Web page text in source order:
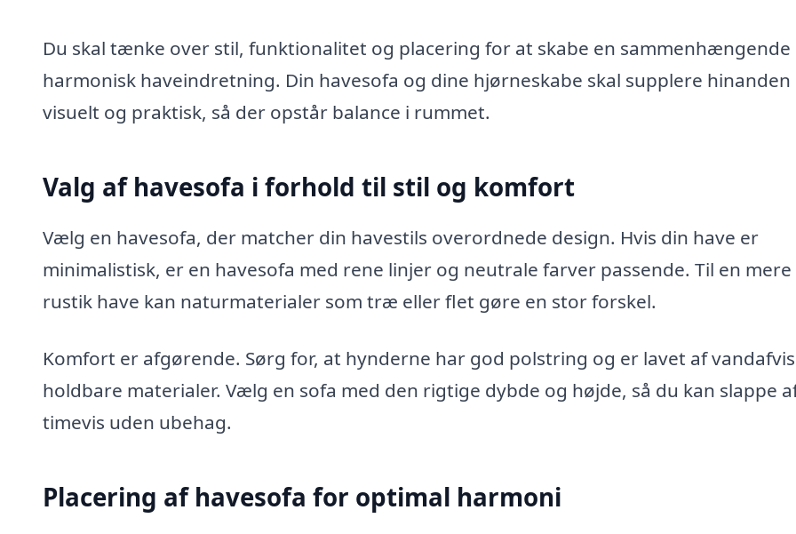
Du skal tænke over stil, funktionalitet og placering for at skabe en sammenhængende
harmonisk haveindretning. Din havesofa og dine hjørneskabe skal supplere hinanden
visuelt og praktisk, så der opstår balance i rummet.
Valg af havesofa i forhold til stil og komfort
Vælg en havesofa, der matcher din havestils overordnede design. Hvis din have er
minimalistisk, er en havesofa med rene linjer og neutrale farver passende. Til en mere
rustik have kan naturmaterialer som træ eller flet gøre en stor forskel.
Komfort er afgørende. Sørg for, at hynderne har god polstring og er lavet af
holdbare materialer. Vælg en sofa med den rigtige dybde og højde, så du kan slappe
timevis uden ubehag.
Placering af havesofa for optimal harmoni